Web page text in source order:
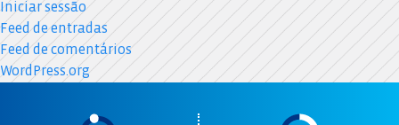
Iniciar sessão
Feed de entradas
Feed de comentários
WordPress.org